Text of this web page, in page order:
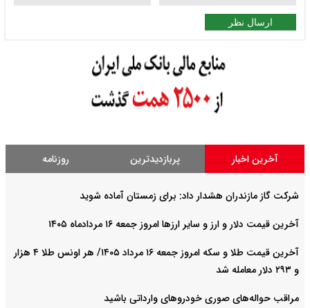
ارسال نظر
آخرین اخبار پربازدیدترین روزنامه
شرکت گاز مازندران هشدار داد: برای زمستان آماده شوید
آخرین قیمت دلار و ارز و سایر ارزها امروز جمعه ۱۶ مردادماه ۱۴۰۵
آخرین قیمت طلا و سکه امروز جمعه ۱۶ مرداد ۱۴۰۵/ هر اونس طلا ۴ هزار
و ٢٩٣ دلار معامله شد
مراقب حواله‌های صوری خودروهای وارداتی باشید